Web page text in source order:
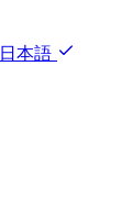
日本語